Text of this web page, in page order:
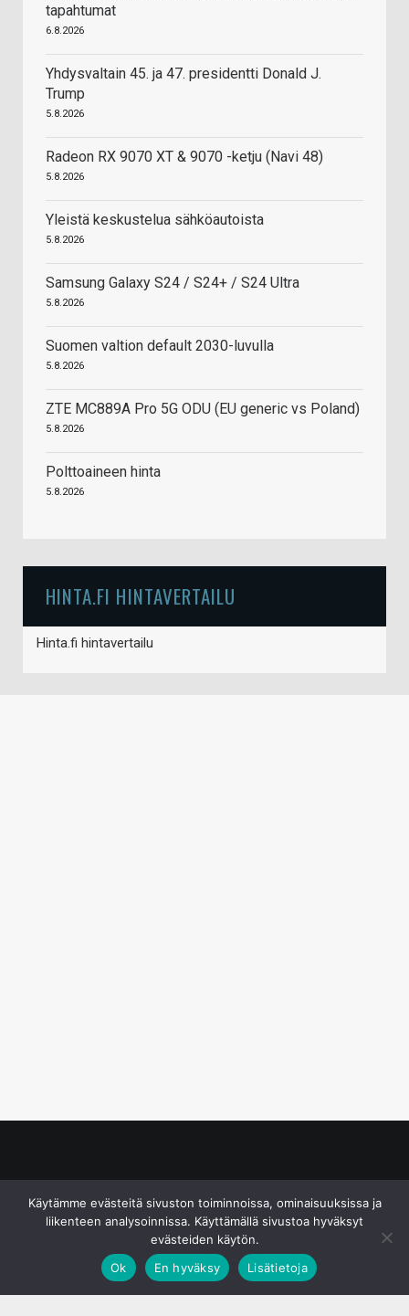
tapahtumat
6.8.2026
Yhdysvaltain 45. ja 47. presidentti Donald J.
Trump
5.8.2026
Radeon RX 9070 XT & 9070 -ketju (Navi 48)
5.8.2026
Yleistä keskustelua sähköautoista
5.8.2026
Samsung Galaxy S24 / S24+ / S24 Ultra
5.8.2026
Suomen valtion default 2030-luvulla
5.8.2026
ZTE MC889A Pro 5G ODU (EU generic vs Poland)
5.8.2026
Polttoaineen hinta
5.8.2026
HINTA.FI HINTAVERTAILU
Hinta.fi hintavertailu
Käytämme evästeitä sivuston toiminnoissa, ominaisuuksissa ja
liikenteen analysoinnissa. Käyttämällä sivustoa hyväksyt
evästeiden käytön.
Ok
En hyväksy Lisätietoja